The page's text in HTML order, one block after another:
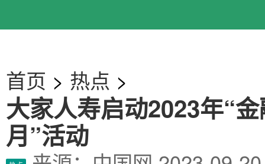
首页 > 热点 >
大家人寿启动2023年“
月”活动